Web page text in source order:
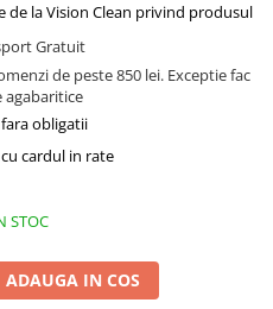
la Vision Clean privind produsul
Gratuit
de peste 850 lei. Exceptie fac
agabaritice
obligatii
cardul in rate
STOC
ADAUGA IN COS